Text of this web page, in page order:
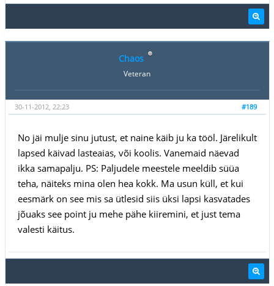
Chaos
Veteran
#189
30-11-2012, 22:23
No jäi mulje sinu jutust, et naine käib ju ka tööl. Järelikult
lapsed käivad lasteaias, või koolis. Vanemaid näevad
ikka samapalju. PS: Paljudele meestele meeldib süüa
teha, näiteks mina olen hea kokk. Ma usun küll, et kui
eesmärk on see mis sa ütlesid siis üksi lapsi kasvatades
jõuaks see point ju mehe pähe kiiremini, et just tema
valesti käitus.